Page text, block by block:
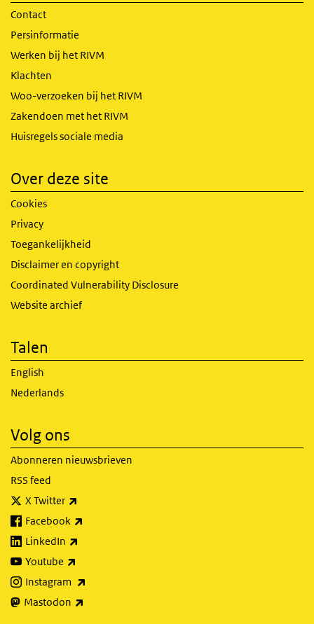
Contact
Persinformatie
Werken bij het RIVM
Klachten
Woo-verzoeken bij het RIVM
Zakendoen met het RIVM
Huisregels sociale media
Over deze site
Cookies
Privacy
Toegankelijkheid
Disclaimer en copyright
Coordinated Vulnerability Disclosure
Website archief
Talen
English
Nederlands
Volg ons
Abonneren nieuwsbrieven
RSS feed
X Twitter
Facebook
LinkedIn
Youtube
Instagram
Mastodon